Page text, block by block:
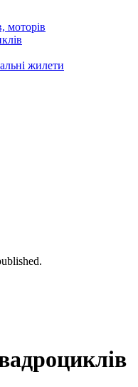
моторів
жилети